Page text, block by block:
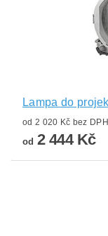
Lampa do
od 2 020 Kč bez DPH
od 2 444 Kč